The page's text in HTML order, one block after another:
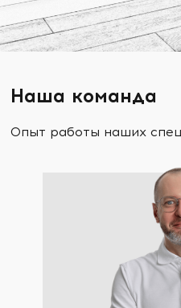
Наша команда
Опыт работы наших